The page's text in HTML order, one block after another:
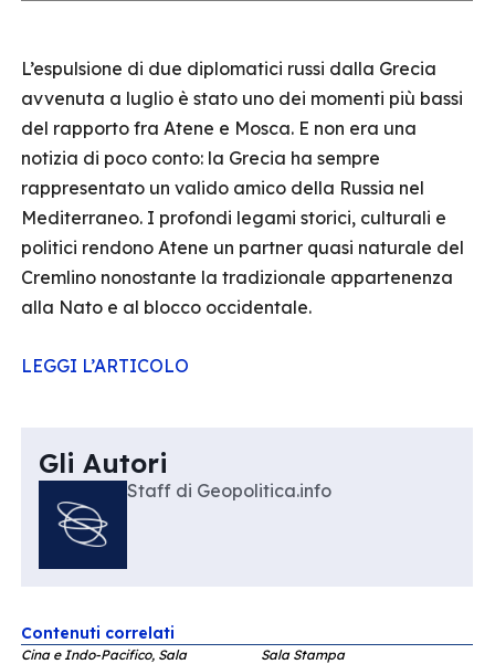
L’espulsione di due diplomatici russi dalla Grecia
avvenuta a luglio è stato uno dei momenti più bassi
del rapporto fra Atene e Mosca. E non era una
notizia di poco conto: la Grecia ha sempre
rappresentato un valido amico della Russia nel
Mediterraneo. I profondi legami storici, culturali e
politici rendono Atene un partner quasi naturale del
Cremlino nonostante la tradizionale appartenenza
alla Nato e al blocco occidentale.
LEGGI L’ARTICOLO
Gli Autori
Staff di Geopolitica.info
Contenuti correlati
Cina e Indo-Pacifico, Sala
Sala Stampa